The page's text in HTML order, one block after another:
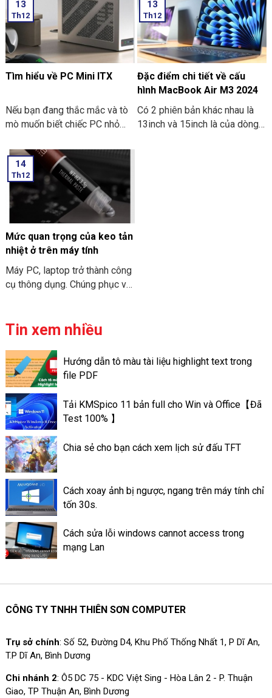
học trên ứng dụng ngân hàng
thường gặp nhé:
nhé?
13
Th12
Tìm hiểu về PC Mini ITX
Nếu bạn đang thắc mắc và tò
mò muốn biết chiếc PC nhỏ
nhiều nơi thì PC Mini ITX có
thể đáp ứng được nhu cầu đó.
Sau đây là một số thông tin
khi bạn tìm hiểu về PC Mini
ITX. Cùng THIÊN SƠN
COMPUTER tham khảo nhé.
13
Th12
Đặc điểm chi tiết về cấu
hình MacBook Air M3 2024
Có 2 phiên bản khác nhau là
13inch và 15inch là của dòng
14
Th12
Mức quan trọng của keo tản
nhiệt ở trên máy tính
Máy PC, laptop trở thành công
cụ thông dụng. Chúng phục vụ
tính đươc đảm bảo. Bạn cần
định kỳ. Việc tra keo tản nhiệt
trên máy tính có thể giúp máy
tính có thể đạt được hiệu suất
tốt. Và có hoạt động ổn định
tốt hơn. Sau đây là thông tin về
mức quan trọng của keo tản
nhiệt ở trên máy tính.
Tin xem nhiều
Hướng dẫn tô màu tài liệu highlight text trong
file PDF
Tải KMSpico 11 bản full cho Win và Office【Đã
Test 100% 】
Chia sẻ cho bạn cách xem lịch sử đấu TFT
Cách xoay ảnh bị ngược, ngang trên máy tính chỉ
tốn 30s.
Cách sửa lỗi windows cannot access trong
mạng Lan
CÔNG TY TNHH THIÊN SƠN COMPUTER
Trụ sở chính: Số 52, Đường D4, Khu Phố Thống Nhất 1, P Dĩ An,
T.P Dĩ An, Bình Dương
Chi nhánh 2: Ô5 DC 75 - KDC Việt Sing - Hòa Lân 2 - P. Thuận
Giao, TP Thuận An, Bình Dương